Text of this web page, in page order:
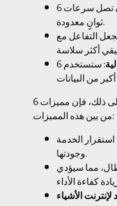
: من المتوقع أن تصل سرعات 6G إلى 100 جيجابت في الثانية، مما يعني تنزيل الأفلام بدقة عالية في
ثوانٍ معدودة.
من 1 مللي ثانية، مما يجعل التفاعل مع
: ستستخدم 6G ترددات أعلى من تلك المستخدمة في 5G، مثل ترددات المليمتر وتحت المليمتر، مما يُتيح
علاوة على ذلك، فإن مميزات 6G لن تقتصر على السرعة فقط، بل ستتضمن أيضًا تقنيات جديدة لتحسين الاتصالات بشكل عام.
من بين هذه المميزات:
الخدمة
وجودتها.
مما سيؤدي